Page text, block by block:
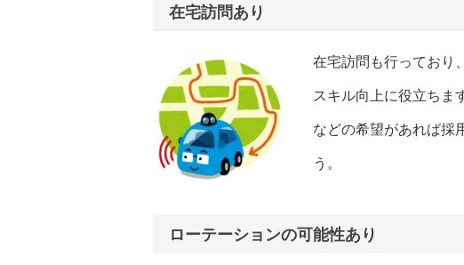
在宅訪問あり
在宅訪問も行っており
スキル向上に役立ちま
などの希望があれば採
う。
ローテーションの可能性あり